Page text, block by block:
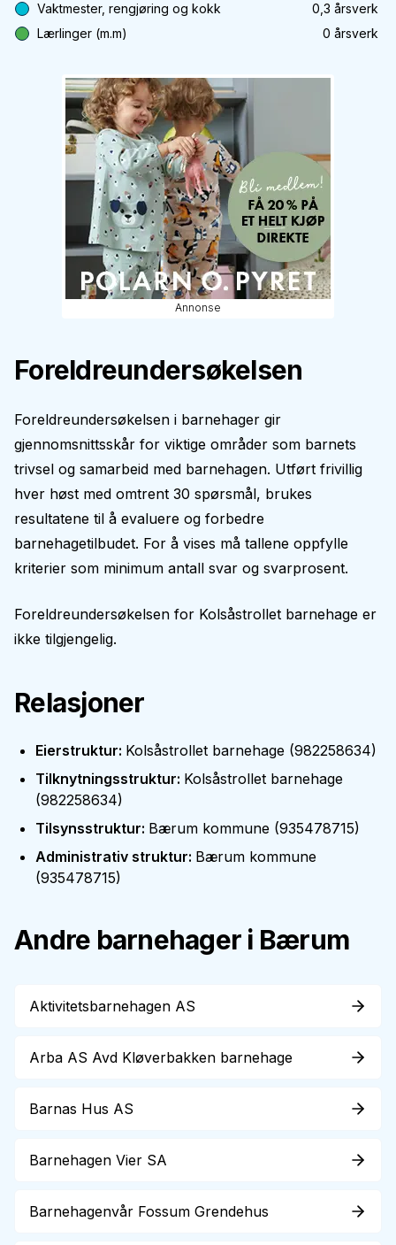
Vaktmester, rengjøring og kokk
0,3 årsverk
Lærlinger (m.m)
0 årsverk
Annonse
Foreldreundersøkelsen
Foreldreundersøkelsen i barnehager gir
gjennomsnittsskår for viktige områder som barnets
trivsel og samarbeid med barnehagen. Utført frivillig
hver høst med omtrent 30 spørsmål, brukes
resultatene til å evaluere og forbedre
barnehagetilbudet. For å vises må tallene oppfylle
kriterier som minimum antall svar og svarprosent.
Foreldreundersøkelsen for Kolsåstrollet barnehage er
ikke tilgjengelig.
Relasjoner
Eierstruktur: Kolsåstrollet barnehage (982258634)
Tilknytningsstruktur: Kolsåstrollet barnehage
(982258634)
Tilsynsstruktur: Bærum kommune (935478715)
Administrativ struktur: Bærum kommune
(935478715)
Andre barnehager i Bærum
Aktivitetsbarnehagen AS
Arba AS Avd Kløverbakken barnehage
Barnas Hus AS
Barnehagen Vier SA
Barnehagenvår Fossum Grendehus